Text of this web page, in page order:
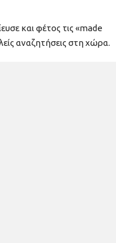
και φέτος τις «made
αναζητήσεις στη χώρα.